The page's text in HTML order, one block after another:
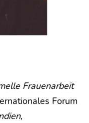
Frauenarbeit
Forum
,